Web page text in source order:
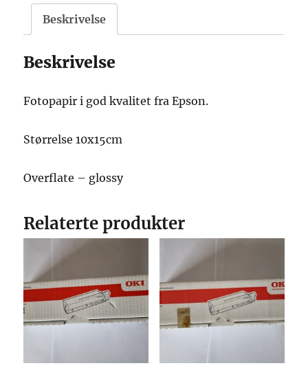
antallBeskrivelse
Beskrivelse
Fotopapir i god kvalitet fra Epson.
Størrelse 10x15cm
Overflate – glossy
Relaterte produkter